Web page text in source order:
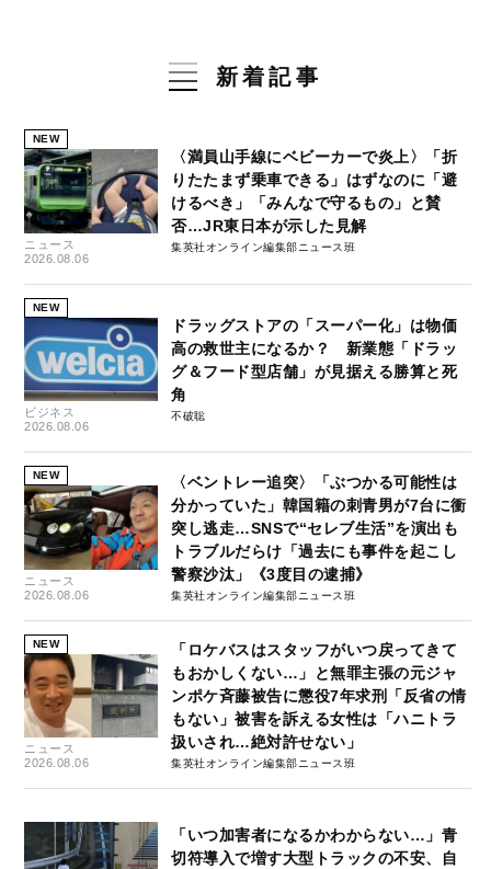
新着記事
NEW
ニュース
2026.08.06
〈満員山手線にベビーカーで炎上〉「折
りたたまず乗車できる」はずなのに「避
けるべき」「みんなで守るもの」と賛
否…JR東日本が示した見解
集英社オンライン編集部ニュース班
NEW
ビジネス
2026.08.06
ドラッグストアの「スーパー化」は物価
高の救世主になるか？ 新業態「ドラッ
グ＆フード型店舗」が見据える勝算と死
角
不破聡
NEW
ニュース
2026.08.06
〈ベントレー追突〉「ぶつかる可能性は
分かっていた」韓国籍の刺青男が7台に衝
突し逃走…SNSで“セレブ生活”を演出も
トラブルだらけ「過去にも事件を起こし
警察沙汰」《3度目の逮捕》
集英社オンライン編集部ニュース班
NEW
ニュース
2026.08.06
「ロケバスはスタッフがいつ戻ってきて
もおかしくない…」と無罪主張の元ジャ
ンポケ斉藤被告に懲役7年求刑「反省の情
もない」被害を訴える女性は「ハニトラ
扱いされ…絶対許せない」
集英社オンライン編集部ニュース班
「いつ加害者になるかわからない…」青
切符導入で増す大型トラックの不安、自